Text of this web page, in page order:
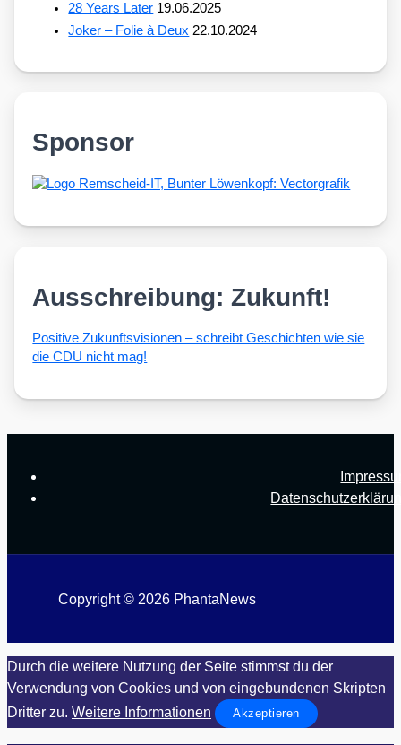
28 Years Later 19.06.2025
Joker – Folie à Deux 22.10.2024
Sponsor
Ausschreibung: Zukunft!
Posi­ti­ve Zukunfts­vi­sio­nen – schreibt Geschich­ten wie sie
die CDU nicht mag!
Copyright © 2026 PhantaNews
Durch die weitere Nutzung der Seite stimmst du der
Verwendung von Cookies und von eingebundenen Skripten
Dritter zu. Weitere Informationen Akzeptieren